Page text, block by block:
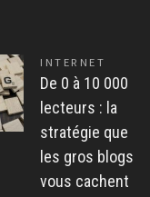
INTERNET
De 0 à 10 000
lecteurs : la
stratégie que
les gros blogs
vous cachent